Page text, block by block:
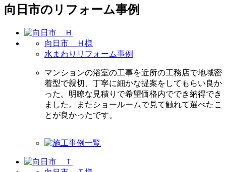
向日市のリフォーム事例
向日市 Ｈ様
水まわりリフォーム事例
マンションの浴室の工事を近所の工務店で地域密
着型で親切、丁寧に細かな提案をしてもらい良か
った。明瞭な見積りで希望価格内ででき納得でき
ました。またショールームで見て触れて選べたこ
とが良かったです。